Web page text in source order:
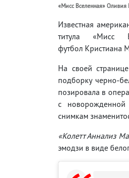
«Мисс Вселенная»
Известная
титула «Мисс
футбол Кристиана
На своей
подборку черно-
позировала в
с
снимкам
«Колетт Аннализ
эмодзи в виде